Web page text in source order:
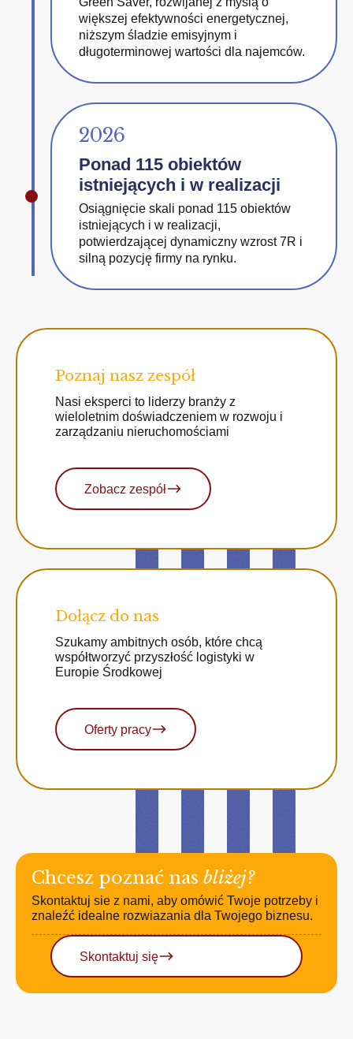
większej efektywności energetycznej,
niższym śladzie emisyjnym i
długoterminowej wartości dla najemców.
2026
Ponad 115 obiektów
istniejących i w realizacji
Osiągnięcie skali ponad 115 obiektów
istniejących i w realizacji,
potwierdzającej dynamiczny wzrost 7R i
silną pozycję firmy na rynku.
Poznaj nasz zespół
Nasi eksperci to liderzy branży z
wieloletnim doświadczeniem w rozwoju i
zarządzaniu nieruchomościami
Zobacz zespół
Dołącz do nas
Szukamy ambitnych osób, które chcą
współtworzyć przyszłość logistyki w
Europie Środkowej
Oferty pracy
Chcesz poznać nas bliżej?
Skontaktuj sie z nami, aby omówić Twoje potrzeby i
znaleźć idealne rozwiazania dla Twojego biznesu.
Skontaktuj się